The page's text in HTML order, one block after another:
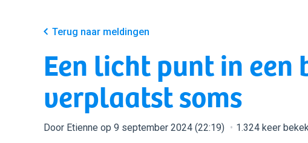
Terug naar meldingen
Een licht punt in een
verplaatst soms
Door Etienne op 9 september 2024 (22:19) 1.324 keer